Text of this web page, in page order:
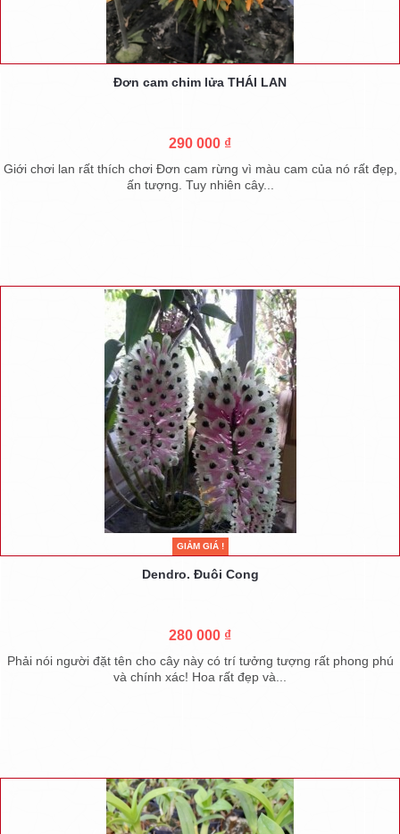
Đơn cam chim lửa THÁI LAN
290 000 ₫
Giới chơi lan rất thích chơi Đơn cam rừng vì màu cam của nó rất đẹp,
ấn tượng. Tuy nhiên cây...
GIẢM GIÁ !
Dendro. Đuôi Cong
280 000 ₫
Phải nói người đặt tên cho cây này có trí tưởng tượng rất phong phú
và chính xác! Hoa rất đẹp và...